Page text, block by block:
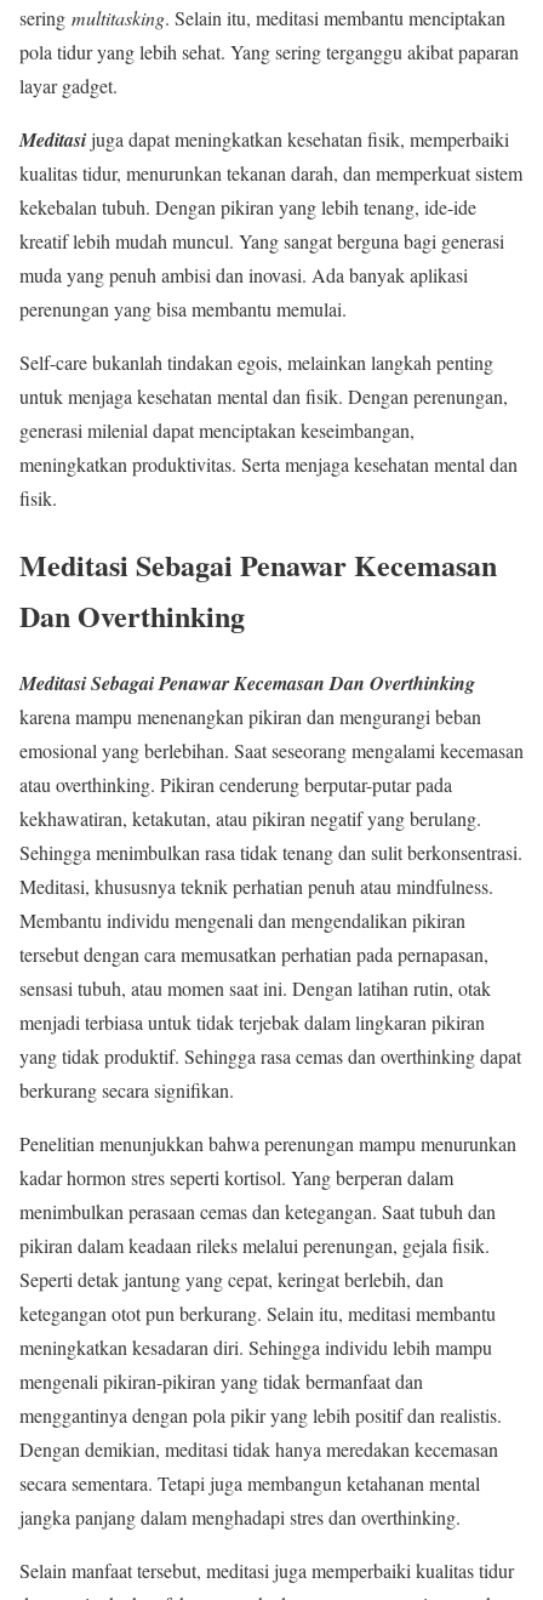
sering multitasking. Selain itu, meditasi membantu menciptakan
pola tidur yang lebih sehat. Yang sering terganggu akibat paparan
layar gadget.
Meditasijuga dapat meningkatkan kesehatan fisik, memperbaiki
kualitas tidur, menurunkan tekanan darah, dan memperkuat sistem
kekebalan tubuh. Dengan pikiran yang lebih tenang, ide-ide
kreatif lebih mudah muncul. Yang sangat berguna bagi generasi
muda yang penuh ambisi dan inovasi. Ada banyak aplikasi
perenungan yang bisa membantu memulai.
Self-care bukanlah tindakan egois, melainkan langkah penting
untuk menjaga kesehatan mental dan fisik. Dengan perenungan,
generasi milenial dapat menciptakan keseimbangan,
meningkatkan produktivitas. Serta menjaga kesehatan mental dan
fisik.
Meditasi Sebagai Penawar Kecemasan
Dan Overthinking
Meditasi Sebagai Penawar Kecemasan Dan Overthinking
karena mampu menenangkan pikiran dan mengurangi beban
emosional yang berlebihan. Saat seseorang mengalami kecemasan
atau overthinking. Pikiran cenderung berputar-putar pada
kekhawatiran, ketakutan, atau pikiran negatif yang berulang.
Sehingga menimbulkan rasa tidak tenang dan sulit berkonsentrasi.
Meditasi, khususnya teknik perhatian penuh atau mindfulness.
Membantu individu mengenali dan mengendalikan pikiran
tersebut dengan cara memusatkan perhatian pada pernapasan,
sensasi tubuh, atau momen saat ini. Dengan latihan rutin, otak
menjadi terbiasa untuk tidak terjebak dalam lingkaran pikiran
yang tidak produktif. Sehingga rasa cemas dan overthinking dapat
berkurang secara signifikan.
Penelitian menunjukkan bahwa perenungan mampu menurunkan
kadar hormon stres seperti kortisol. Yang berperan dalam
menimbulkan perasaan cemas dan ketegangan. Saat tubuh dan
pikiran dalam keadaan rileks melalui perenungan, gejala fisik.
Seperti detak jantung yang cepat, keringat berlebih, dan
ketegangan otot pun berkurang. Selain itu, meditasi membantu
meningkatkan kesadaran diri. Sehingga individu lebih mampu
mengenali pikiran-pikiran yang tidak bermanfaat dan
menggantinya dengan pola pikir yang lebih positif dan realistis.
Dengan demikian, meditasi tidak hanya meredakan kecemasan
secara sementara. Tetapi juga membangun ketahanan mental
jangka panjang dalam menghadapi stres dan overthinking.
Selain manfaat tersebut, meditasi juga memperbaiki kualitas tidur